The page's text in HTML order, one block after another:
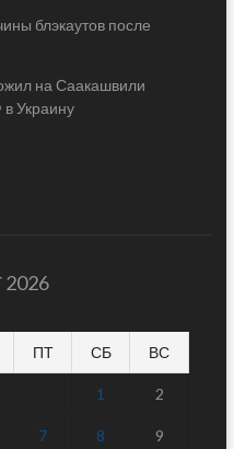
блэкаутов после
на Саакашвили
Украину
ПТ СБ ВС
1 2
7 8 9